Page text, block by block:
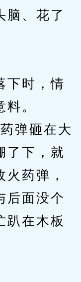
、花了
时，情
。
弹砸在大
了下，就
药弹，
后面没个
趴在木板